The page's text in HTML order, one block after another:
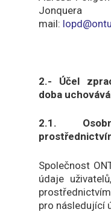
mail:
2.- Účel
doba
2.1.
Společnost
údaje
pro následující